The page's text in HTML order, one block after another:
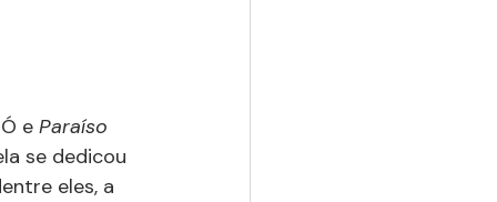
e Paraíso
se dedicou
eles, a